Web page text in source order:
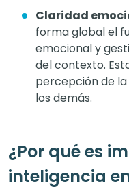
Claridad
forma global el
emocional y
del contexto.
percepción de
los demás.
¿Por qué es
inteligencia